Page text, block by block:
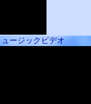
ュージックビデオ